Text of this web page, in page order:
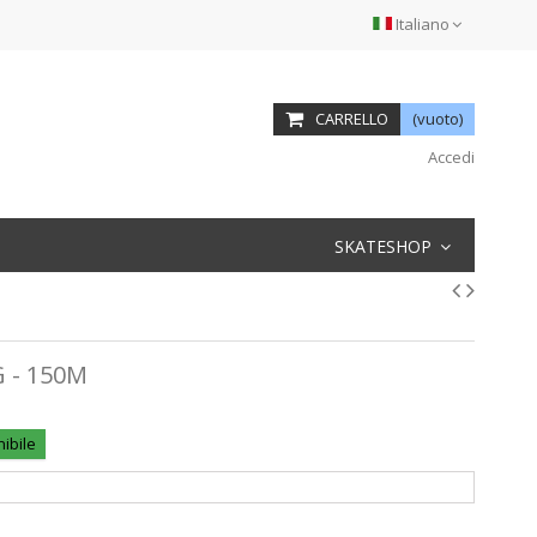
Italiano
CARRELLO
(vuoto)
Accedi
SKATESHOP
- 150M